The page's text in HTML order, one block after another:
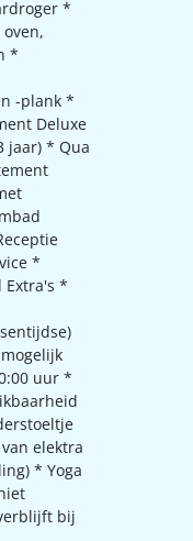
*
*
-plank *
Deluxe
jaar) * Qua
*
Extra's *
uur *
elektra
* Yoga
bij